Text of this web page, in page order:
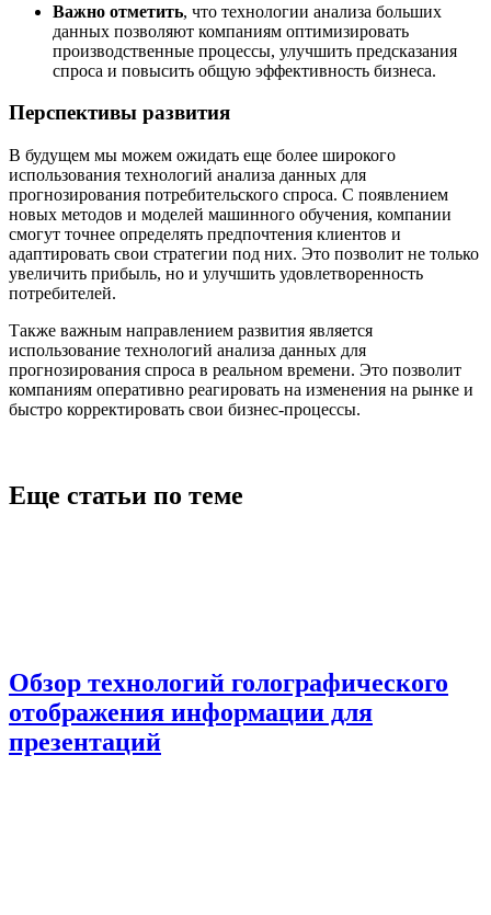
Важно отметить, что технологии анализа больших
данных позволяют компаниям оптимизировать
производственные процессы, улучшить предсказания
спроса и повысить общую эффективность бизнеса.
Перспективы развития
В будущем мы можем ожидать еще более широкого
использования технологий анализа данных для
прогнозирования потребительского спроса. С появлением
новых методов и моделей машинного обучения, компании
смогут точнее определять предпочтения клиентов и
адаптировать свои стратегии под них. Это позволит не только
увеличить прибыль, но и улучшить удовлетворенность
потребителей.
Также важным направлением развития является
использование технологий анализа данных для
прогнозирования спроса в реальном времени. Это позволит
компаниям оперативно реагировать на изменения на рынке и
быстро корректировать свои бизнес-процессы.
Еще статьи по теме
Обзор технологий голографического
отображения информации для
презентаций